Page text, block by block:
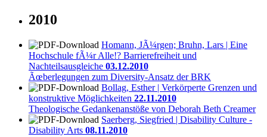
2010
Homann, JÃ¼rgen; Bruhn, Lars | Eine
Hochschule fÃ¼r Alle!? Barrierefreiheit und
Nachteilsausgleiche 03.12.2010
Ãœberlegungen zum Diversity-Ansatz der BRK
Bollag, Esther | Verkörperte Grenzen und
konstruktive Möglichkeiten 22.11.2010
Theologische Gedankenanstöße von Deborah Beth Creamer
Saerberg, Siegfried | Disability Culture -
Disability Arts 08.11.2010